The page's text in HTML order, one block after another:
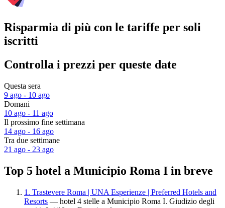
Risparmia di più con le tariffe per soli
iscritti
Controlla i prezzi per queste date
Questa sera
9 ago - 10 ago
Domani
10 ago - 11 ago
Il prossimo fine settimana
14 ago - 16 ago
Tra due settimane
21 ago - 23 ago
Top 5 hotel a Municipio Roma I in breve
1. Trastevere Roma | UNA Esperienze | Preferred Hotels and
Resorts — hotel 4 stelle a Municipio Roma I. Giudizio degli